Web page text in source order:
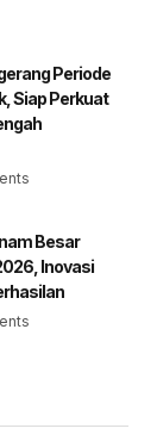
Periode
Siap Perkuat
Besar
Inovasi